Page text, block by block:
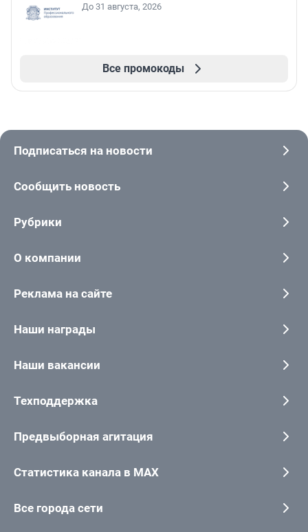
До 31 августа, 2026
Все промокоды
Подписаться на новости
Сообщить новость
Рубрики
О компании
Реклама на сайте
Наши награды
Наши вакансии
Техподдержка
Предвыборная агитация
Статистика канала в MAX
Все города сети